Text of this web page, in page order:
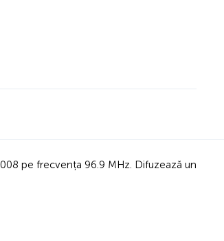
pe frecvența 96.9 MHz. Difuzează un